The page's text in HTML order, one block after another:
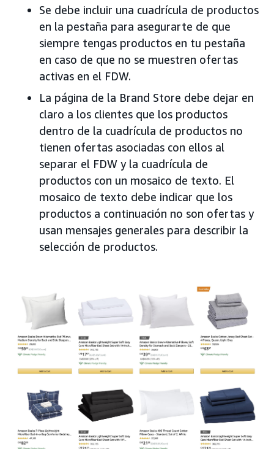
Se debe incluir una cuadrícula de productos
en la pestaña para asegurarte de que
siempre tengas productos en tu pestaña
en caso de que no se muestren ofertas
activas en el FDW.
La página de la Brand Store debe dejar en
claro a los clientes que los productos
dentro de la cuadrícula de productos no
tienen ofertas asociadas con ellos al
separar el FDW y la cuadrícula de
productos con un mosaico de texto. El
mosaico de texto debe indicar que los
productos a continuación no son ofertas y
usan mensajes generales para describir la
selección de productos.